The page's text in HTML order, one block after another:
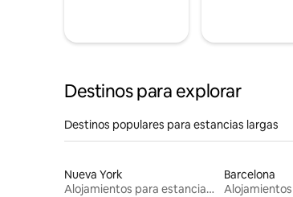
Destinos para explorar
Destinos populares para estancias largas
Nueva York
Alojamientos para estancias largas
Barcelona